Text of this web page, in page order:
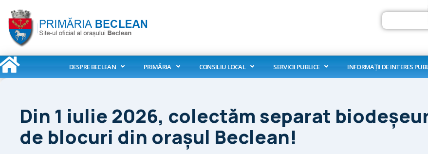
content
Search
DESPRE BECLEAN PRIMĂRIA CONSILIU LOCAL SERVICII PUBLICE INFORMAȚII DE INTERES
Din 1 iulie 2026, colectăm separat
de blocuri din orașul Beclean!